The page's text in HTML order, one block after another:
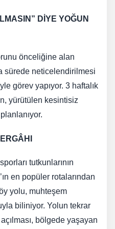
DİYE YOĞUN
önceliğine alan
sürede neticelendirilmesi
görev yapıyor. 3 haftalık
yürütülen kesintisiz
tutkunlarının
en popüler rotalarından
yolu, muhteşem
biliniyor. Yolun tekrar
bölgede yaşayan